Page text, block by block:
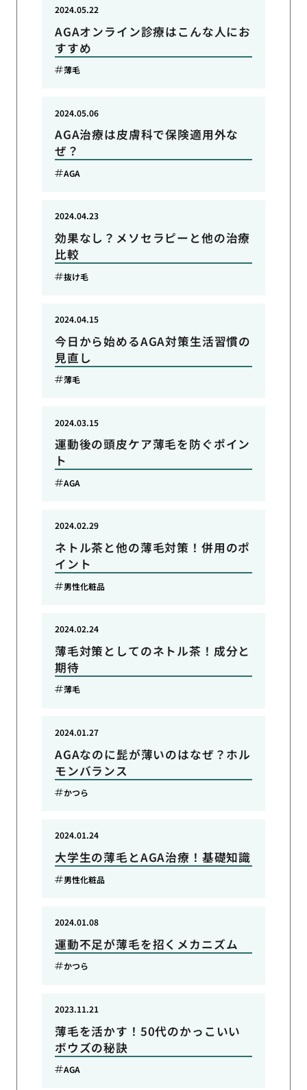
AGAオンライン診療はこんな人にお
すすめ
2024.05.22
薄毛
AGA治療は皮膚科で保険適用外な
ぜ？
2024.05.06
AGA
効果なし？メソセラピーと他の治療
比較
2024.04.23
抜け毛
今日から始めるAGA対策生活習慣の
見直し
2024.04.15
薄毛
運動後の頭皮ケア薄毛を防ぐポイン
ト
2024.03.15
AGA
ネトル茶と他の薄毛対策！併用のポ
イント
2024.02.29
男性化粧品
薄毛対策としてのネトル茶！成分と
期待
2024.02.24
薄毛
AGAなのに髭が薄いのはなぜ？ホル
モンバランス
2024.01.27
かつら
大学生の薄毛とAGA治療！基礎知識
2024.01.24
男性化粧品
運動不足が薄毛を招くメカニズム
2024.01.08
かつら
薄毛を活かす！50代のかっこいい
ボウズの秘訣
2023.11.21
AGA